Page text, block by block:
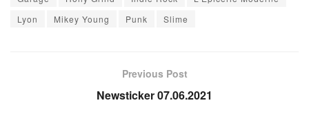
Lyon
Mikey Young Punk Slime
Previous Post
Newsticker 07.06.2021